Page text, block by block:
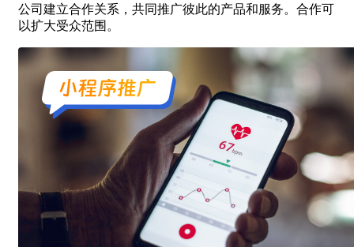
公司建立合作关系，共同推广彼此的产品和服务。合作可
以扩大受众范围。